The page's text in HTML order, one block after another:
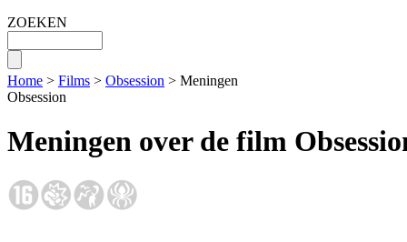
ZOEKEN
Home > Films > Obsession > Meningen
Obsession
Meningen over de film